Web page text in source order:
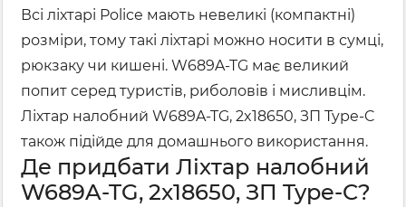
Всі ліхтарі Police мають невеликі (компактні)
розміри, тому такі ліхтарі можно носити в сумці,
рюкзаку чи кишені. W689A-TG має великий
попит серед туристів, риболовів і мисливцім.
Ліхтар налобний W689A-TG, 2x18650, ЗП Type-C
також підійде для домашнього використання.
Де придбати Ліхтар налобний
W689A-TG, 2x18650, ЗП Type-C?